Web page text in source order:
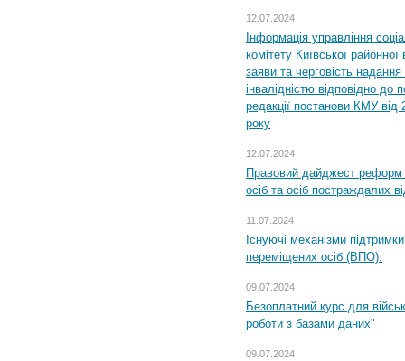
12.07.2024
Інформація управління
комітету Київської
заяви та черговість надання
інвалідністю відповідно
редакції постанови КМУ
року
12.07.2024
Правовий дайджест реформ
осіб та осіб постраждалих
11.07.2024
Існуючі механізми
переміщених осіб (ВПО):
09.07.2024
Безоплатний курс для
роботи з базами даних"
09.07.2024